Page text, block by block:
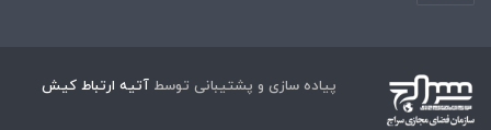
پیاده سازی و پشتیبانی توسط آتیه ارتباط کیش